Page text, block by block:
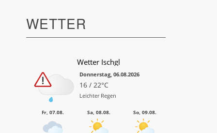
WETTER
Wetter Ischgl
Donnerstag, 06.08.2026
16 / 22°C
Leichter Regen
Fr, 07.08. Sa, 08.08. So, 09.08.